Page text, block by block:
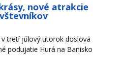
nové atrakcie
tretí júlový utorok doslova
podujatie Hurá na Banisko